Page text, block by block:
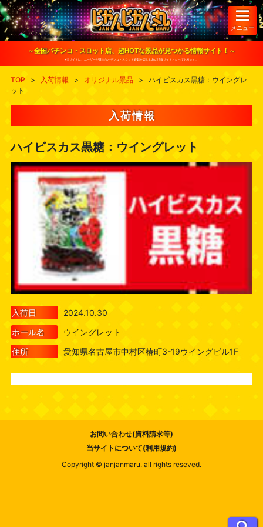
S
k
i
o
メニュー
～全国パチンコ・スロット店、超HOTな景品が見つかる情報サイト！～
※当サイトは、ユーザーが健全なパチンコ・スロット遊戯を楽しむ為の情報サイトとなっております。
TOP > 入荷情報 > オリジナル景品 >
ハイビスカス黒糖：ウイングレ
ット
入荷情報
ハイビスカス黒糖：ウイングレット
入荷日
2024.10.30
ホール名
ウイングレット
住所
愛知県名古屋市中村区椿町3-19ウイングビル1F
お問い合わせ(資料請求等)
当サイトについて(利用規約)
Copyright © janjanmaru. all rights reseved.